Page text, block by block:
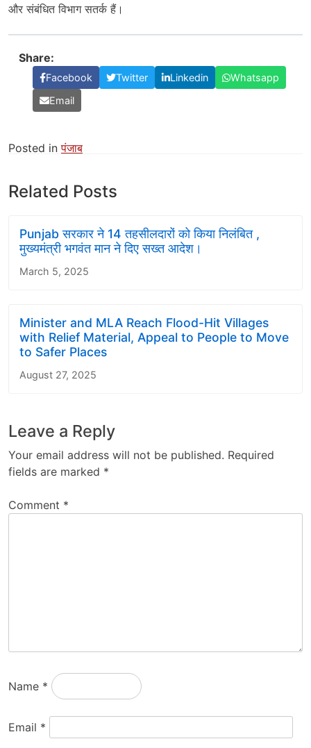
और संबंधित विभाग सतर्क हैं।
Share:
Facebook Twitter Linkedin
Whatsapp
Email
Posted inपंजाब
Related Posts
Punjab सरकार ने 14 तहसीलदारों को किया निलंबित ,
मुख्यमंत्री भगवंत मान ने दिए सख्त आदेश।
March 5, 2025
Minister and MLA Reach Flood-Hit Villages
with Relief Material, Appeal to People to Move
to Safer Places
August 27, 2025
Leave a Reply
Your email address will not be published. Required
fields are marked *
Comment *
Name *
Email *